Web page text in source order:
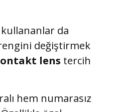
da
değiştirmek
lens tercih
hem numarasız